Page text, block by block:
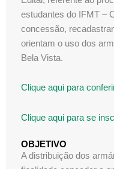
estudantes do IFMT –
concessão,
orientam o uso dos
Bela Vista.
Clique aqui para
Clique aqui para se
OBJETIVO
A distribuição dos